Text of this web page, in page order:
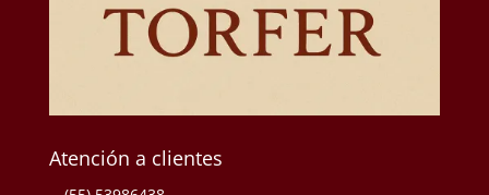
Atención a clientes